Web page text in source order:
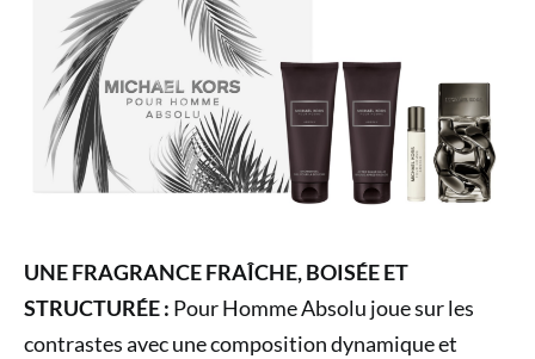
UNE FRAGRANCE FRAÎCHE, BOISÉE ET
STRUCTURÉE : Pour Homme Absolu joue sur les
contrastes avec une composition dynamique et